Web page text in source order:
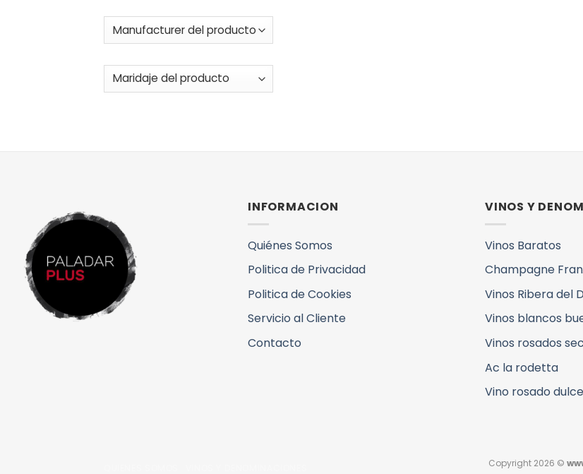
INFORMACION
Quiénes Somos
Politica de Privacidad
Politica de Cookies
Servicio al Cliente
Contacto
VINOS Y
Vinos Baratos
Champagne
Vinos Ribera del
Vinos blancos
Vinos rosados
Ac la rodetta
Vino rosado dulce
Copyright 2026 ©